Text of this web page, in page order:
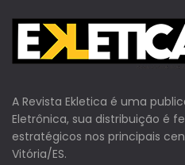
A Revista Ekletica é uma
Eletrônica, sua distribuição é
estratégicos nos principais
Vitória/ES.